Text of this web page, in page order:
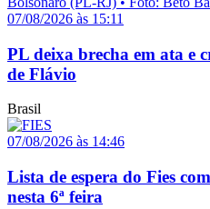
07/08/2026 às 15:11
PL deixa brecha em ata e
de Flávio
Brasil
07/08/2026 às 14:46
Lista de espera do Fies
nesta 6ª feira